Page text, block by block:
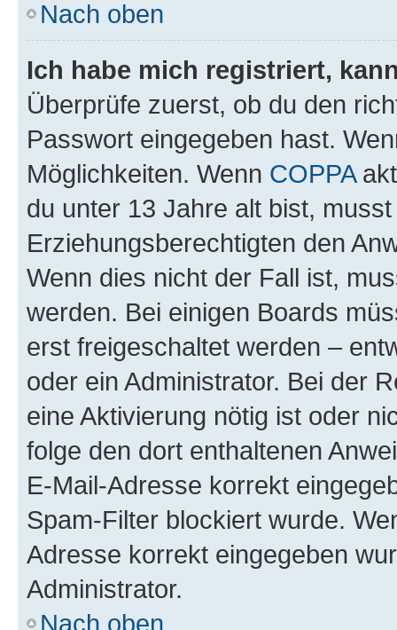
Nach oben
Ich habe mich registriert,
Überprüfe zuerst, ob du den
Passwort eingegeben hast.
Möglichkeiten. Wenn COPPA
du unter 13 Jahre alt bist,
Erziehungsberechtigten den
Wenn dies nicht der Fall ist,
werden. Bei einigen Boards
erst freigeschaltet werden –
oder ein Administrator. Bei der
eine Aktivierung nötig ist oder
folge den dort enthaltenen
E-Mail-Adresse korrekt
Spam-Filter blockiert wurde.
Adresse korrekt eingegeben
Administrator.
Nach oben